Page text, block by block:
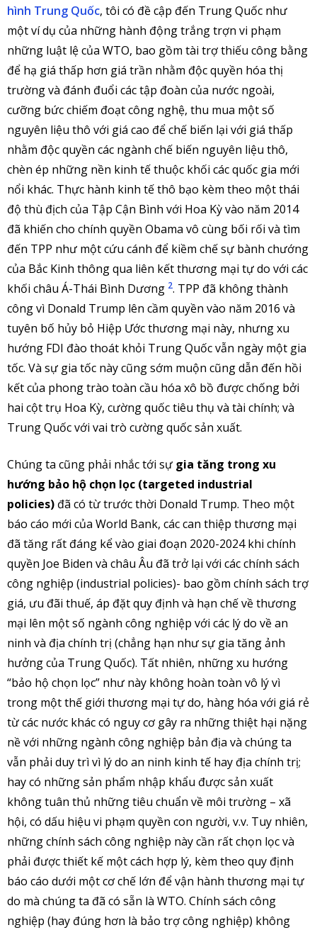
hình Trung Quốc, tôi có đề cập đến Trung Quốc như
một ví dụ của những hành động trắng trợn vi phạm
những luật lệ của WTO, bao gồm tài trợ thiếu công bằng
để hạ giá thấp hơn giá trần nhằm độc quyền hóa thị
trường và đánh đuổi các tập đoàn của nước ngoài,
cưỡng bức chiếm đoạt công nghệ, thu mua một số
nguyên liệu thô với giá cao để chế biến lại với giá thấp
nhằm độc quyền các ngành chế biến nguyên liệu thô,
chèn ép những nền kinh tế thuộc khối các quốc gia mới
nổi khác. Thực hành kinh tế thô bạo kèm theo một thái
độ thù địch của Tập Cận Bình với Hoa Kỳ vào năm 2014
đã khiến cho chính quyền Obama vô cùng bối rối và tìm
đến TPP như một cứu cánh để kiềm chế sự bành chướng
của Bắc Kinh thông qua liên kết thương mại tự do với các
khối châu Á-Thái Bình Dương 2. TPP đã không thành
công vì Donald Trump lên cầm quyền vào năm 2016 và
tuyên bố hủy bỏ Hiệp Ước thương mại này, nhưng xu
hướng FDI đào thoát khỏi Trung Quốc vẫn ngày một gia
tốc. Và sự gia tốc này cũng sớm muộn cũng dẫn đến hồi
kết của phong trào toàn cầu hóa xô bồ được chống bởi
hai cột trụ Hoa Kỳ, cường quốc tiêu thụ và tài chính; và
Trung Quốc với vai trò cường quốc sản xuất.
Chúng ta cũng phải nhắc tới sự gia tăng trong xu
hướng bảo hộ chọn lọc (targeted industrial
policies) đã có từ trước thời Donald Trump. Theo một
báo cáo mới của World Bank, các can thiệp thương mại
đã tăng rất đáng kể vào giai đoạn 2020-2024 khi chính
quyền Joe Biden và châu Âu đã trở lại với các chính sách
công nghiệp (industrial policies)- bao gồm chính sách trợ
giá, ưu đãi thuế, áp đặt quy định và hạn chế về thương
mại lên một số ngành công nghiệp với các lý do về an
ninh và địa chính trị (chẳng hạn như sự gia tăng ảnh
hưởng của Trung Quốc). Tất nhiên, những xu hướng
“bảo hộ chọn lọc” như này không hoàn toàn vô lý vì
trong một thế giới thương mại tự do, hàng hóa với giá rẻ
từ các nước khác có nguy cơ gây ra những thiệt hại nặng
nề với những ngành công nghiệp bản địa và chúng ta
vẫn phải duy trì vì lý do an ninh kinh tế hay địa chính trị;
hay có những sản phẩm nhập khẩu được sản xuất
không tuân thủ những tiêu chuẩn về môi trường – xã
hội, có dấu hiệu vi phạm quyền con người, v.v. Tuy nhiên,
những chính sách công nghiệp này cần rất chọn lọc và
phải được thiết kế một cách hợp lý, kèm theo quy định
báo cáo dưới một cơ chế lớn để vận hành thương mại tự
do mà chúng ta đã có sẵn là WTO. Chính sách công
nghiệp (hay đúng hơn là bảo trợ công nghiệp) không